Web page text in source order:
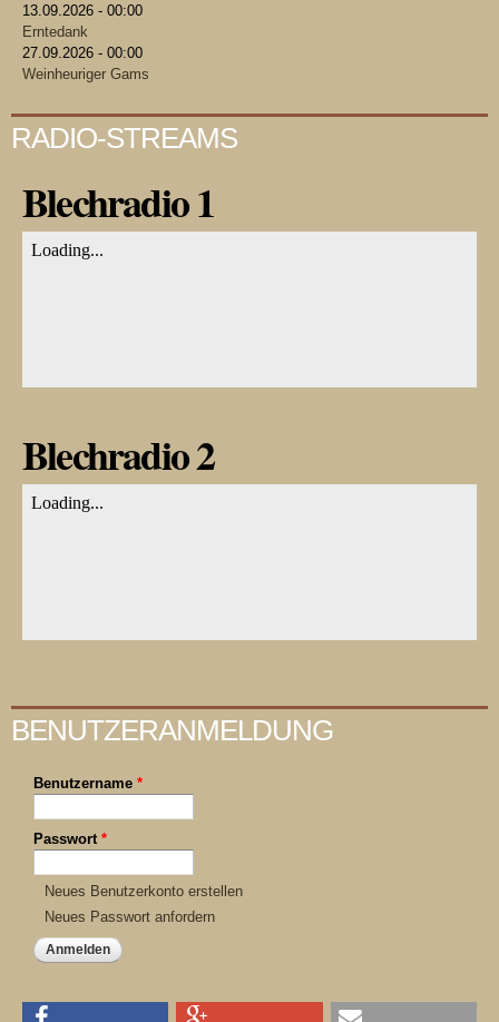
13.09.2026 - 00:00
Erntedank
27.09.2026 - 00:00
Weinheuriger Gams
RADIO-STREAMS
Blechradio 1
Blechradio 2
BENUTZERANMELDUNG
Benutzername *
Passwort *
Neues Benutzerkonto erstellen
Neues Passwort anfordern